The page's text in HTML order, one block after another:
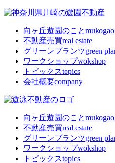
向ヶ丘遊園のこと
不動産売買real estate
グリーンプランツgreen
ワークショップwokshop
トピックスtopics
会社概要company
向ヶ丘遊園のこと
不動産売買real estate
グリーンプランツgreen
ワークショップwokshop
トピックスtopics